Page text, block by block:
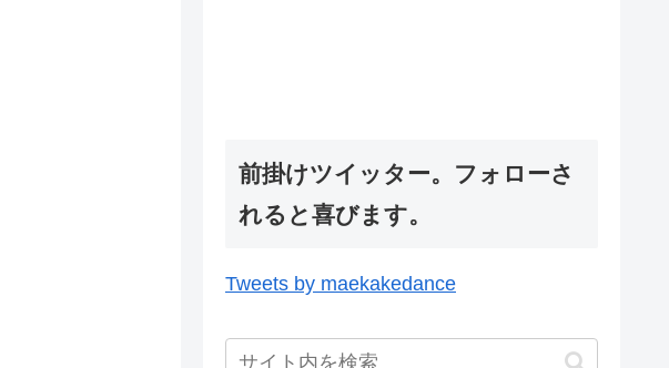
前掛けツイッター。フォローさ
れると喜びます。
Tweets by maekakedance